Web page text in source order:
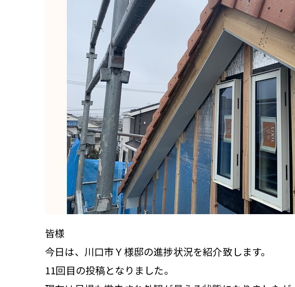
皆様
今日は、川口市Ｙ様邸の進捗状況を紹介致します。
11回目の投稿となりました。